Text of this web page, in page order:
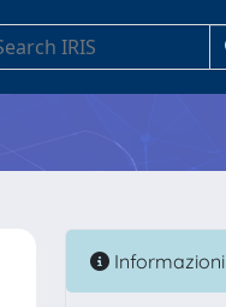
Informazioni